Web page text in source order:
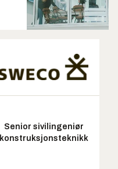
Senior sivilingeniør
konstruksjonsteknikk